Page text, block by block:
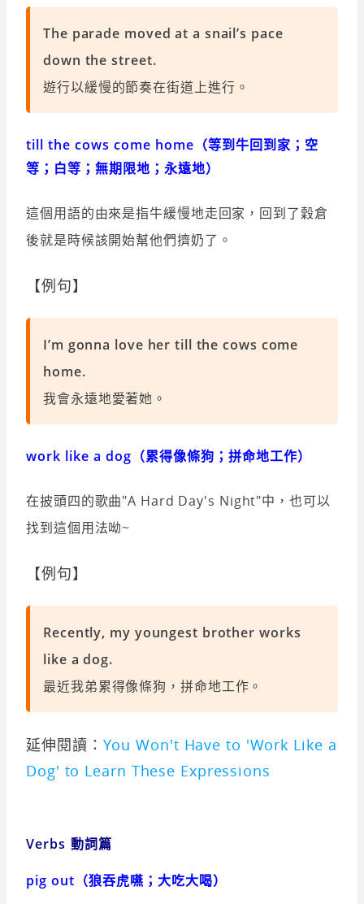
The parade moved at a snail’s pace
down the street.
遊行以緩慢的節奏在街道上進行。
till the cows come home（等到牛回到家；空
等；白等；無期限地；永遠地）
這個用語的由來是指牛緩慢地走回家，回到了穀倉
後就是時候該開始幫他們擠奶了。
【例句】
I’m gonna love her till the cows come
home.
我會永遠地愛著她。
work like a dog（累得像條狗；拼命地工作）
在披頭四的歌曲"A Hard Day's Night"中，也可以
找到這個用法呦~
【例句】
Recently, my youngest brother works
like a dog.
最近我弟累得像條狗，拼命地工作。
延伸閱讀： You Won't Have to 'Work Like a
Dog' to Learn These Expressions
Verbs 動詞篇
pig out（狼吞虎嚥；大吃大喝）